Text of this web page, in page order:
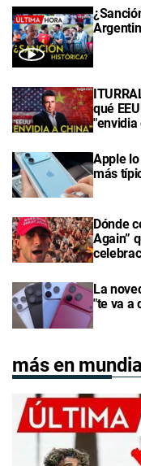
qué
"envidia
Apple
más
Dónde
Again”
La
"te va a
más en